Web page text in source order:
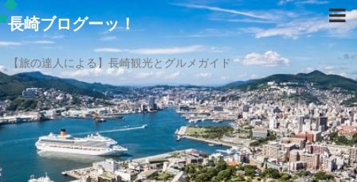
長崎ブログーッ！
【旅の達人による】長崎観光とグルメガイド